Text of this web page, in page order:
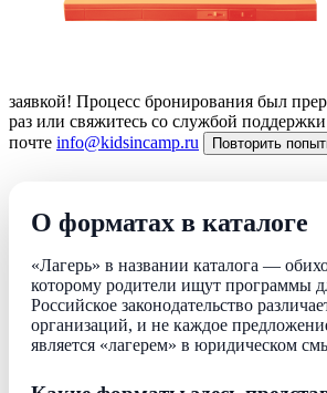
заявкой! Процесс бронирования был
раз или свяжитесь со службой
почте info@kidsincamp.ru Повторить
О форматах в каталоге
«Лагерь» в названии каталога —
которому родители ищут программы
Российское законодательство
организаций, и не каждое
является «лагерем» в юридическом